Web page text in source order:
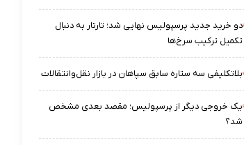
دو خرید جدید پرسپولیس نهایی شد؛ تارتار به دنبال
تکمیل ترکیب سرخ‌ها
بلاتکلیفی سه ستاره سابق سپاهان در بازار نقل‌وانتقالات
یک خروجی دیگر از پرسپولیس؛ مقصد بعدی مشخص
شد؟